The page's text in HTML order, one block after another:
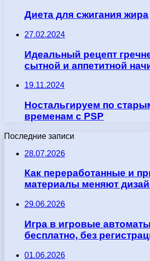
Диета для сжигания жира
27.02.2024
Идеальный рецепт
сытной и аппетитной
19.11.2024
Ностальгируем по
временам с PSP
Последние записи
28.07.2026
Как переработанные и
материалы меняют
29.06.2026
Игра в игровые
бесплатно, без
01.06.2026